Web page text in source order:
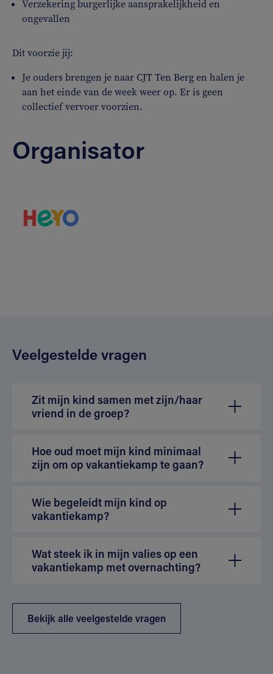
Verzekering burgerlijke aansprakelijkheid en
ongevallen
Dit voorzie jij:
Je ouders brengen je naar CJT Ten Berg en halen je
aan het einde van de week weer op. Er is geen
collectief vervoer voorzien.
Organisator
Veelgestelde vragen
Zit mijn kind samen met zijn/haar
vriend in de groep?
Hoe oud moet mijn kind minimaal
zijn om op vakantiekamp te gaan?
Wie begeleidt mijn kind op
vakantiekamp?
Wat steek ik in mijn valies op een
vakantiekamp met overnachting?
Bekijk alle veelgestelde vragen